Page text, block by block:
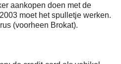
aankopen doen met de
moet het spulletje werken.
(voorheen Brokat).